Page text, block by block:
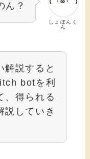
しょぼんく
ん
ん？
解説すると
botを利
、得られる
説していき